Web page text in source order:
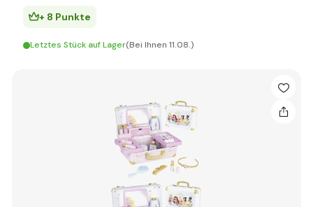
+ 8 Punkte
Letztes Stück auf Lager(Bei Ihnen 11.08.)